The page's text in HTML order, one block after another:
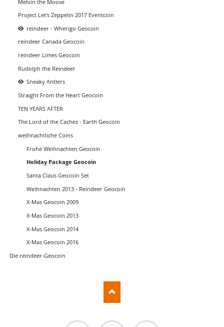
Melvin the Moose
Project Let's Zeppelin 2017 Eventcoin
reindeer - Wherigo Geocoin
reindeer Canada Geocoin
reindeer Limes Geocoin
Rudolph the Reindeer
Sneaky Antlers
Straight From the Heart Geocoin
TEN YEARS AFTER
The Lord of the Caches - Earth Geocoin
weihnachtliche Coins
Frohe Weihnachten Geocoin
Holiday Package Geocoin
Santa Claus Geocoin Set
Weihnachten 2013 - Reindeer Geocoin
X-Mas Geocoin 2009
X-Mas Geocoin 2013
X-Mas Geocoin 2014
X-Mas Geocoin 2016
Die reindeer-Geocoin